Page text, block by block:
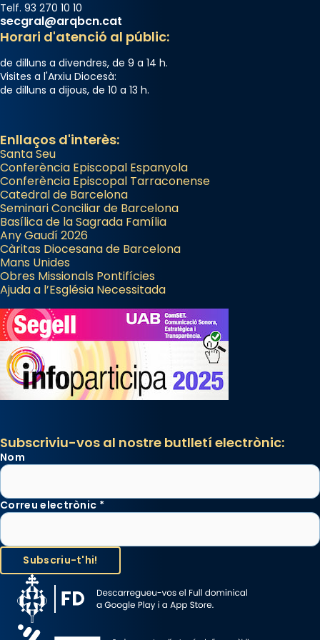
Telf. 93 270 10 10
secgral@arqbcn.cat
Horari d'atenció al públic:
de dilluns a divendres, de 9 a 14 h.
Visites a l'Arxiu Diocesà:
de dilluns a dijous, de 10 a 13 h.
Enllaços d'interès:
Santa Seu
Conferència Episcopal Espanyola
Conferència Episcopal Tarraconense
Catedral de Barcelona
Seminari Conciliar de Barcelona
Basílica de la Sagrada Família
Any Gaudí 2026
Càritas Diocesana de Barcelona
Mans Unides
Obres Missionals Pontifícies
Ajuda a l’Església Necessitada
Subscriviu-vos al nostre butlletí electrònic:
Nom
Correu electrònic *